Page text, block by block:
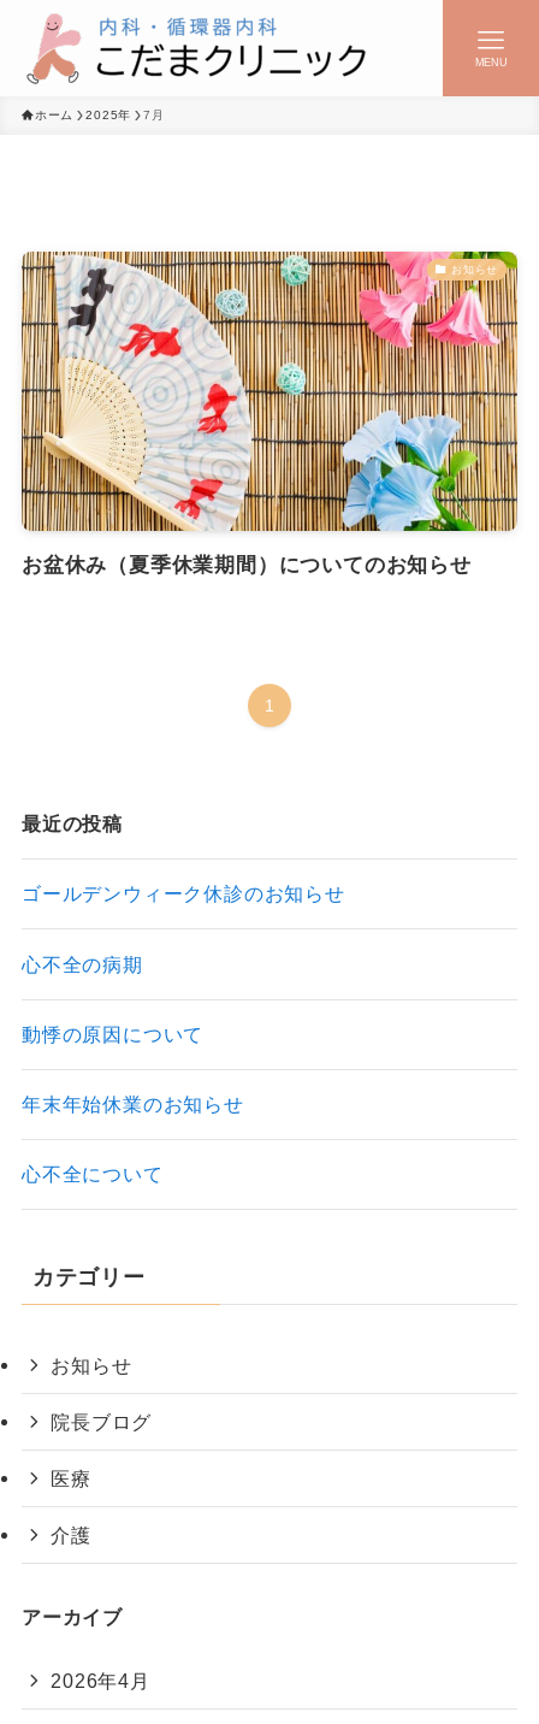
MENU
ホーム 2025年 7月
お知らせ
お盆休み（夏季休業期間）についてのお知らせ
1
最近の投稿
ゴールデンウィーク休診のお知らせ
心不全の病期
動悸の原因について
年末年始休業のお知らせ
心不全について
カテゴリー
お知らせ
院長ブログ
医療
介護
アーカイブ
2026年4月